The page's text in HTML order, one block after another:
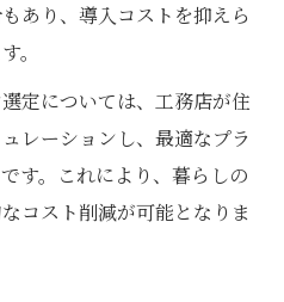
あり、導入コストを抑えら
。
定については、工務店が住
レーションし、最適なプラ
す。これにより、暮らしの
コスト削減が可能となりま